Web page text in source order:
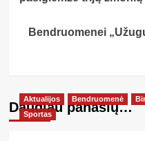
Bendruomenei
Daugiau panašių…
Aktualijos Bendruomenė
Sportas